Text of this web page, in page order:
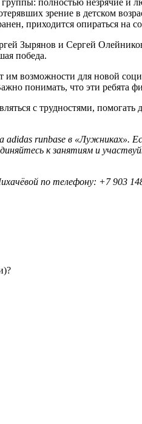
полностью незрячие
зрение в детском
приходится опираться на
Зырянов и Сергей
победа.
возможности для новой
понимать, что эти ребята
с трудностями,
runbase в «Лужниках».
к занятиям и
по телефону: +7 903